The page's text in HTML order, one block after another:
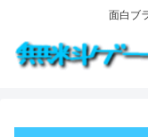
面白ブ